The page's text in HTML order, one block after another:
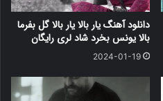
دانلود آهنگ یار بالا یار بالا گل بفرما
بالا یونس بخرد شاد لری رایگان
2024-01-19